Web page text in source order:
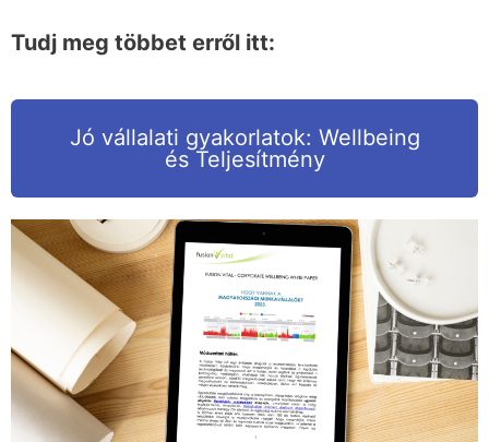
Tudj meg többet erről itt:
Jó vállalati gyakorlatok: Wellbeing
és Teljesítmény